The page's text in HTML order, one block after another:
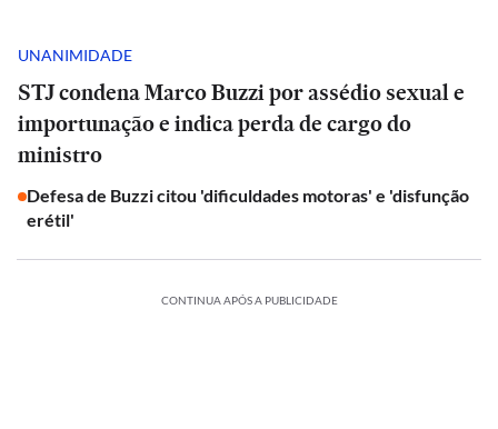
UNANIMIDADE
STJ condena Marco Buzzi por assédio sexual e
importunação e indica perda de cargo do
ministro
Defesa de Buzzi citou 'dificuldades motoras' e 'disfunção
erétil'
CONTINUA APÓS A PUBLICIDADE